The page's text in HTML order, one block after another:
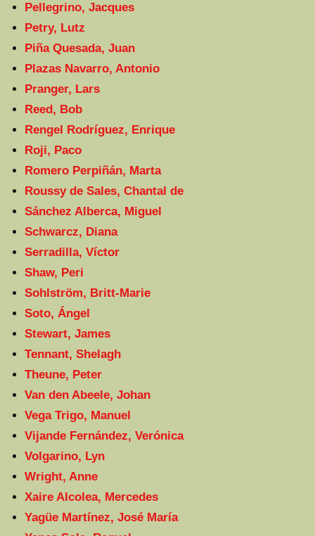
Pellegrino, Jacques
Petry, Lutz
Piña Quesada, Juan
Plazas Navarro, Antonio
Pranger, Lars
Reed, Bob
Rengel Rodríguez, Enrique
Roji, Paco
Romero Perpiñán, Marta
Roussy de Sales, Chantal de
Sánchez Alberca, Miguel
Schwarcz, Diana
Serradilla, Víctor
Shaw, Peri
Sohlström, Britt-Marie
Soto, Ángel
Stewart, James
Tennant, Shelagh
Theune, Peter
Van den Abeele, Johan
Vega Trigo, Manuel
Vijande Fernández, Verónica
Volgarino, Lyn
Wright, Anne
Xaire Alcolea, Mercedes
Yagüe Martínez, José María